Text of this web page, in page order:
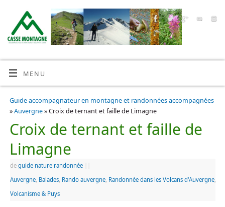
MENU
Guide accompagnateur en montagne et randonnées accompagnées
»Auvergne» Croix de ternant et faille de Limagne
Croix de ternant et faille de
Limagne
de guide nature randonnée
Auvergne, Balades, Rando auvergne, Randonnée dans les Volcans d'Auvergne,
Volcanisme & Puys